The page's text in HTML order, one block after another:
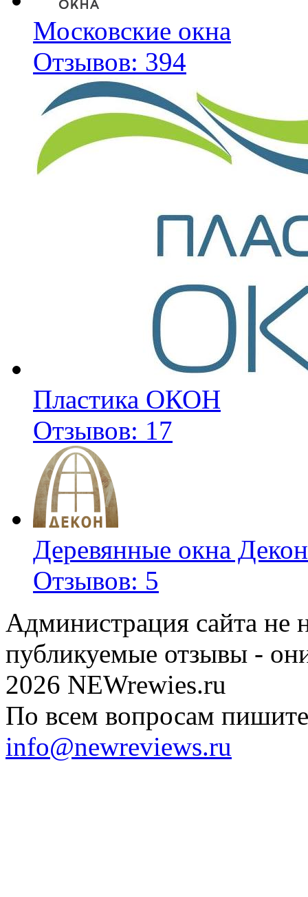
Московские окна
Отзывов: 394
Пластика ОКОН
Отзывов: 17
Деревянные окна Декон
Отзывов: 5
Администрация сайта не
публикуемые отзывы -
2026 NEWrewies.ru
По всем вопросам
info@newreviews.ru